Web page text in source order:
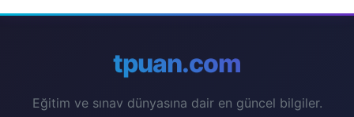
tpuan.com
Eğitim ve sınav dünyasına dair en güncel bilgiler.